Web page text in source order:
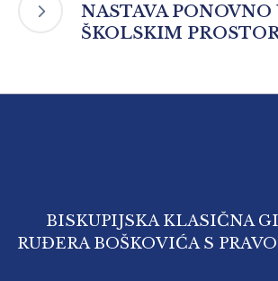
NASTAVA PONOVNO
ŠKOLSKIM
BISKUPIJSKA KLASIČNA
RUĐERA BOŠKOVIĆA S